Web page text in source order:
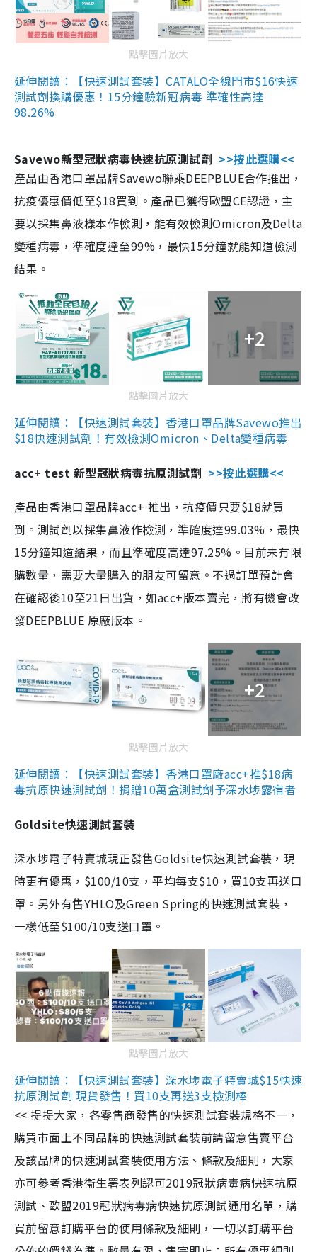
點擊圖片放大
延伸閱讀：【快速測試套裝】CATALO全線門市$16快速
測試劑換購優惠！15分鐘驗新冠病毒 準確性高達
98.26%
Savewo新型冠狀病毒快速抗原測試劑 >>按此選購<<
產品由香港口罩品牌Savewo聯乘DEEPBLUE合作推出，
抗疫優惠價低至$18買到。產品已獲得歐盟CE認證，主
要以採集鼻液樣本作檢測，能有效檢測Omicron及Delta
變種病毒，準確度達至99%，最快15分鐘就能知道檢測
結果。
+2
點擊圖片放大
延伸閱讀：【快速測試套裝】香港口罩品牌Savewo推出
$18快速測試劑！有效檢測Omicron、Delta變種病毒
acc+ test 新型冠狀病毒抗原測試劑 >>按此選購<<
產品由香港口罩品牌acc+ 推出，抗疫價只要$18就買
到。測試劑以採集鼻液作檢測，準確度達99.03%，最快
15分鐘知道結果，而且準確度高達97.25%。目前未有限
購數量，需要大量購入的朋友可留意。不過訂單預計會
在確認後10至21日出貨，如acc+版本賣完，將有機會改
發DEEPBLUE 原廠版本。
+2
點擊圖片放大
延伸閱讀：【快速測試套裝】香港口罩廠acc+推$18病
毒抗原快速測試劑！捐贈10萬盒測試劑予深水埗露宿者
Goldsite快速測試套裝
深水埗電子特賣城現正發售Goldsite快速測試套裝，現
時更有優惠，$100/10支，平均每支$10，買10支再送口
罩。另外有售YHLO及Green Spring的快速測試套裝，
一樣低至$100/10支送口罩。
點擊圖片放大
延伸閱讀：【快速測試套裝】深水埗電子特賣城$15快速
抗原測試劑 現貨發售！買10支再送3支檢測棒
<< 提提大家，各零售商發售的快速測試套裝規格不一，
購買市面上不同品牌的快速測試套裝前請留意售賣平台
及該品牌的快速測試套裝使用方法、條款及細則，大家
亦可參考香港衞生署表列認可2019冠狀病毒病快速抗原
測試、歐盟2019冠狀病毒病快速抗原測試通用名單，購
買前留意訂購平台的使用條款及細則，一切以訂購平台